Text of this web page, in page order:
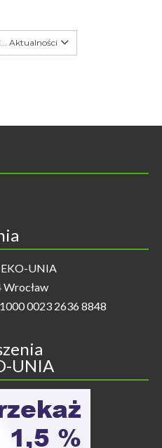
Aktualności
EKO-UNIA
Wrocław
0023 2636 8848
UNIA